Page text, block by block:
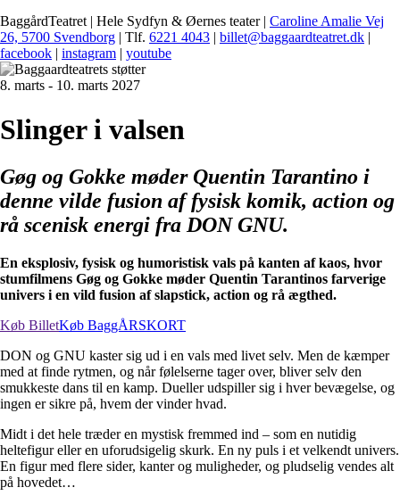
BaggårdTeatret | Hele Sydfyn & Øernes teater | Caroline Amalie Vej
26, 5700 Svendborg | Tlf. 6221 4043 billet@baggaardteatret.dk
facebook
instagram youtube
8. marts - 10. marts 2027
Slinger i valsen
Gøg og Gokke møder Quentin Tarantino i
denne vilde fusion af fysisk komik, action og
rå scenisk energi fra DON GNU.
En eksplosiv, fysisk og humoristisk vals på kanten af kaos, hvor
stumfilmens Gøg og Gokke møder Quentin Tarantinos farverige
univers i en vild fusion af slapstick, action og rå ægthed.
Køb BilletKøb BaggÅRSKORT
DON og GNU kaster sig ud i en vals med livet selv. Men de kæmper
med at finde rytmen, og når følelserne tager over, bliver selv den
smukkeste dans til en kamp. Dueller udspiller sig i hver bevægelse, og
ingen er sikre på, hvem der vinder hvad.
Midt i det hele træder en mystisk fremmed ind – som en nutidig
heltefigur eller en uforudsigelig skurk. En ny puls i et velkendt univers.
En figur med flere sider, kanter og muligheder, og pludselig vendes alt
på hovedet…